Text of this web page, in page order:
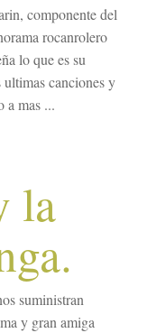
componente del
rocanrolero
lo que es su
canciones y
a mas ...
la
suministran
y gran amiga